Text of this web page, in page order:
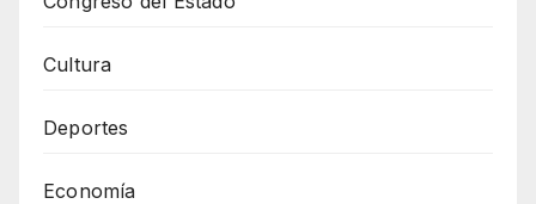
Cultura
Deportes
Economía